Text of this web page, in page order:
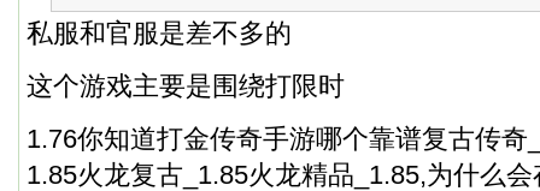
私服和官服是差不多的
这个游戏主要是围绕打限时
1.76你知道打金传奇手游哪个靠谱复古传奇
1.85火龙复古_1.85火龙精品_1.85,为什么